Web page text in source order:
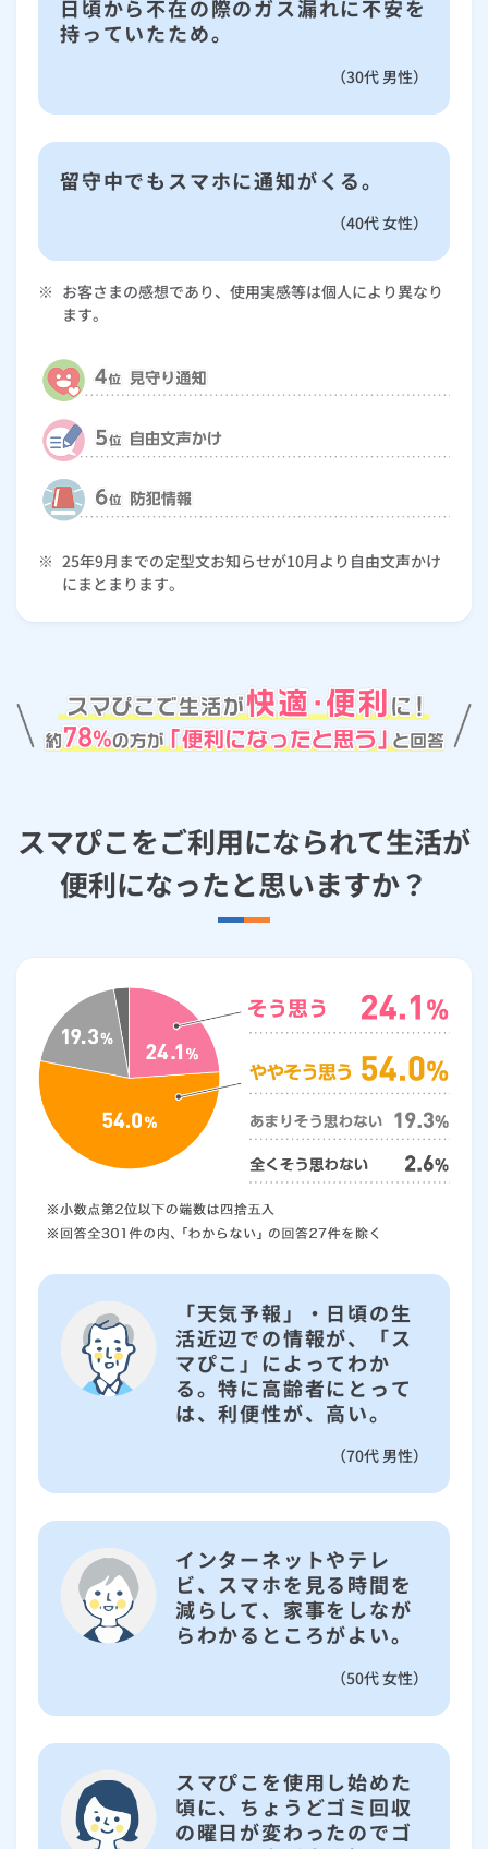
日頃から不在の際のガス漏れに不安を
持っていたため。
（30代 男性）
留守中でもスマホに通知がくる。
（40代 女性）
※ お客さまの感想であり、使用実感等は個人により異なり
ます。
※ 25年9月までの定型文お知らせが10月より自由文声かけ
にまとまります。
スマぴこをご利用になられて生活が
便利になったと思いますか？
「天気予報」・日頃の生
活近辺での情報が、「ス
マぴこ」によってわか
る。特に高齢者にとって
は、利便性が、高い。
（70代 男性）
インターネットやテレ
ビ、スマホを見る時間を
減らして、家事をしなが
らわかるところがよい。
（50代 女性）
スマぴこを使用し始めた
頃に、ちょうどゴミ回収
の曜日が変わったのでゴ